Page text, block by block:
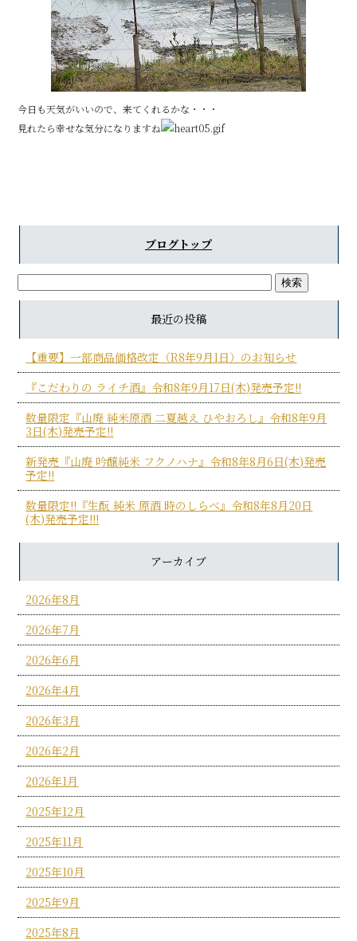
今日も天気がいいので、来てくれるかな・・・
見れたら幸せな気分になりますね
ブログトップ
最近の投稿
【重要】一部商品価格改定（R8年9月1日）のお知らせ
『こだわりの ライチ酒』令和8年9月17日(木)発売予定!!
数量限定『山廃 純米原酒 二夏越え ひやおろし』令和8年9月
3日(木)発売予定!!
新発売『山廃 吟醸純米 フクノハナ』令和8年8月6日(木)発売
予定!!
数量限定!!『生酛 純米 原酒 時のしらべ』令和8年8月20日
(木)発売予定!!!
アーカイブ
2026年8月
2026年7月
2026年6月
2026年4月
2026年3月
2026年2月
2026年1月
2025年12月
2025年11月
2025年10月
2025年9月
2025年8月